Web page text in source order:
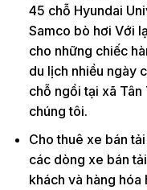
45 chỗ Hyundai
Samco bò hơi Với
cho những chiếc
du lịch nhiều ngày
chỗ ngồi tại xã
chúng tôi.
Cho thuê xe bán
các dòng xe bán
khách và hàng